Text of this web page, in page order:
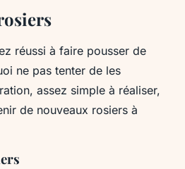
réussi à faire pousser de
ne pas tenter de les
assez simple à réaliser,
de nouveaux rosiers à